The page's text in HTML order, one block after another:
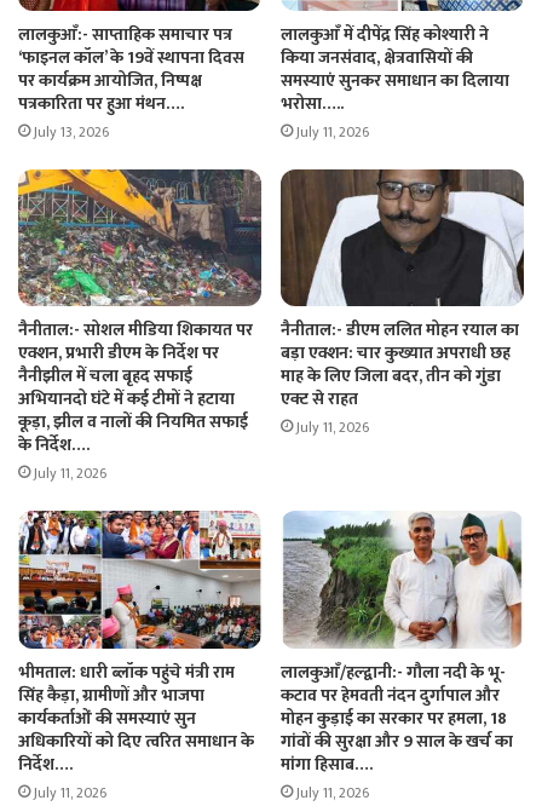
लालकुआँ:- साप्ताहिक समाचार पत्र
‘फाइनल कॉल’ के 19वें स्थापना दिवस
पर कार्यक्रम आयोजित, निष्पक्ष
पत्रकारिता पर हुआ मंथन….
July 13, 2026
लालकुआँ में दीपेंद्र सिंह कोश्यारी ने
किया जनसंवाद, क्षेत्रवासियों की
समस्याएं सुनकर समाधान का दिलाया
भरोसा…..
July 11, 2026
नैनीताल:- सोशल मीडिया शिकायत पर
एक्शन, प्रभारी डीएम के निर्देश पर
नैनीझील में चला बृहद सफाई
अभियानदो घंटे में कई टीमों ने हटाया
कूड़ा, झील व नालों की नियमित सफाई
के निर्देश….
July 11, 2026
नैनीताल:- डीएम ललित मोहन रयाल का
बड़ा एक्शन: चार कुख्यात अपराधी छह
माह के लिए जिला बदर, तीन को गुंडा
एक्ट से राहत
July 11, 2026
भीमताल: धारी ब्लॉक पहुंचे मंत्री राम
सिंह कैड़ा, ग्रामीणों और भाजपा
कार्यकर्ताओं की समस्याएं सुन
अधिकारियों को दिए त्वरित समाधान के
निर्देश….
July 11, 2026
लालकुआँ/हल्द्वानी:- गौला नदी के भू-
कटाव पर हेमवती नंदन दुर्गापाल और
मोहन कुड़ाई का सरकार पर हमला, 18
गांवों की सुरक्षा और 9 साल के खर्च का
मांगा हिसाब….
July 11, 2026